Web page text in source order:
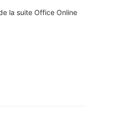
la suite Office Online